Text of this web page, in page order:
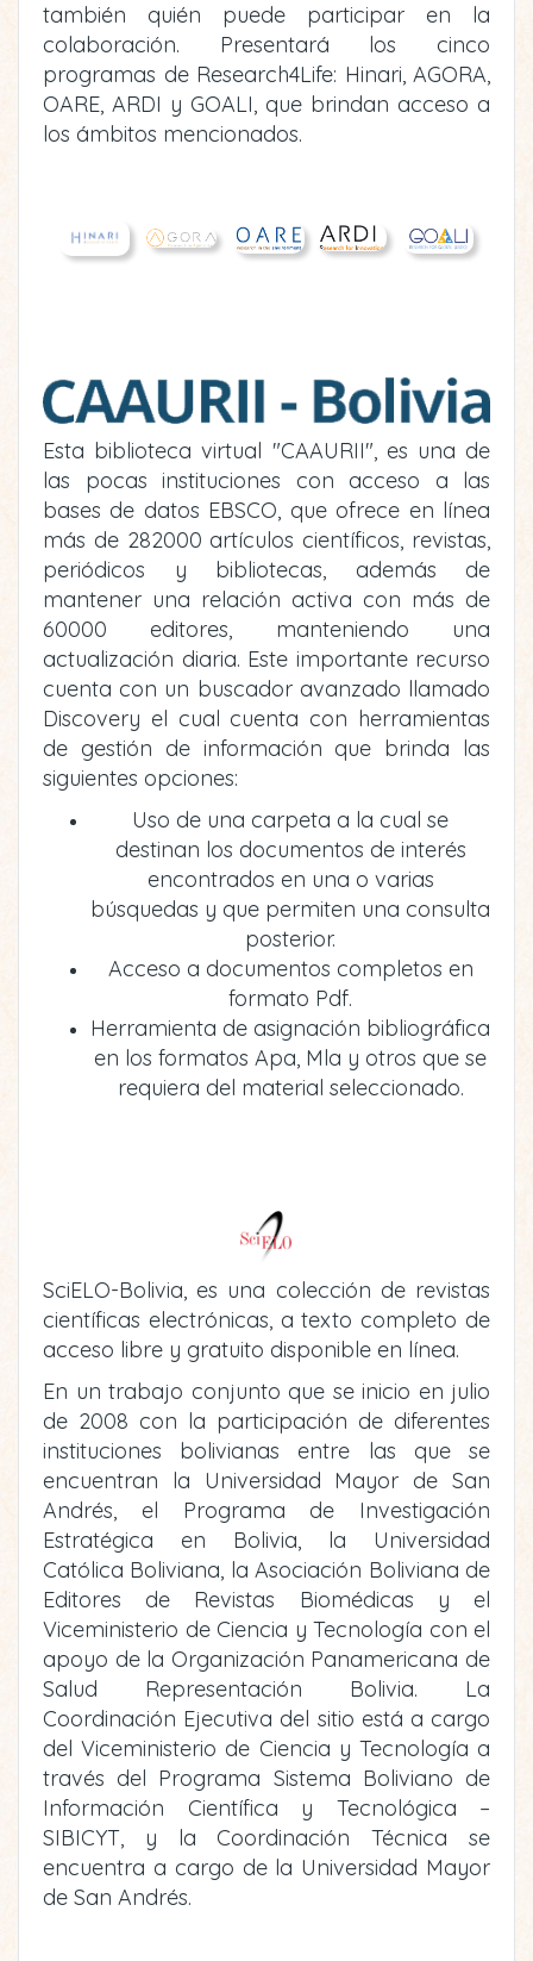
también quién puede participar en la
colaboración. Presentará los cinco
programas de Research4Life: Hinari, AGORA,
OARE, ARDI y GOALI, que brindan acceso a
los ámbitos mencionados.
Esta biblioteca virtual "CAAURII", es una de
las pocas instituciones con acceso a las
bases de datos EBSCO, que ofrece en línea
más de 282000 artículos científicos, revistas,
periódicos y bibliotecas, además de
mantener una relación activa con más de
60000 editores, manteniendo una
actualización diaria. Este importante recurso
cuenta con un buscador avanzado llamado
Discovery el cual cuenta con herramientas
de gestión de información que brinda las
siguientes opciones:
Uso de una carpeta a la cual se
destinan los documentos de interés
encontrados en una o varias
búsquedas y que permiten una consulta
posterior.
Acceso a documentos completos en
formato Pdf.
Herramienta de asignación bibliográfica
en los formatos Apa, Mla y otros que se
requiera del material seleccionado.
SciELO-Bolivia, es una colección de revistas
científicas electrónicas, a texto completo de
acceso libre y gratuito disponible en línea.
En un trabajo conjunto que se inicio en julio
de 2008 con la participación de diferentes
instituciones bolivianas entre las que se
encuentran la Universidad Mayor de San
Andrés, el Programa de Investigación
Estratégica en Bolivia, la Universidad
Católica Boliviana, la Asociación Boliviana de
Editores de Revistas Biomédicas y el
Viceministerio de Ciencia y Tecnología con el
apoyo de la Organización Panamericana de
Salud Representación Bolivia. La
Coordinación Ejecutiva del sitio está a cargo
del Viceministerio de Ciencia y Tecnología a
través del Programa Sistema Boliviano de
Información Científica y Tecnológica –
SIBICYT, y la Coordinación Técnica se
encuentra a cargo de la Universidad Mayor
de San Andrés.